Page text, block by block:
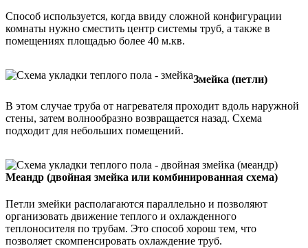
Способ используется, когда ввиду сложной конфигурации
комнаты нужно сместить центр системы труб, а также в
помещениях площадью более 40 м.кв.
Змейка (петли)
В этом случае труба от нагревателя проходит вдоль наружной
стены, затем волнообразно возвращается назад. Схема
подходит для небольших помещений.
Меандр (двойная змейка или комбинированная схема)
Петли змейки располагаются параллельно и позволяют
организовать движение теплого и охлажденного
теплоносителя по трубам. Это способ хорош тем, что
позволяет скомпенсировать охлаждение труб.